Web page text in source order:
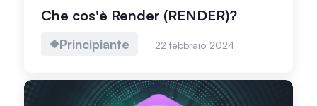
Che cos'è Render (RENDER)?
Principiante 22 febbraio 2024